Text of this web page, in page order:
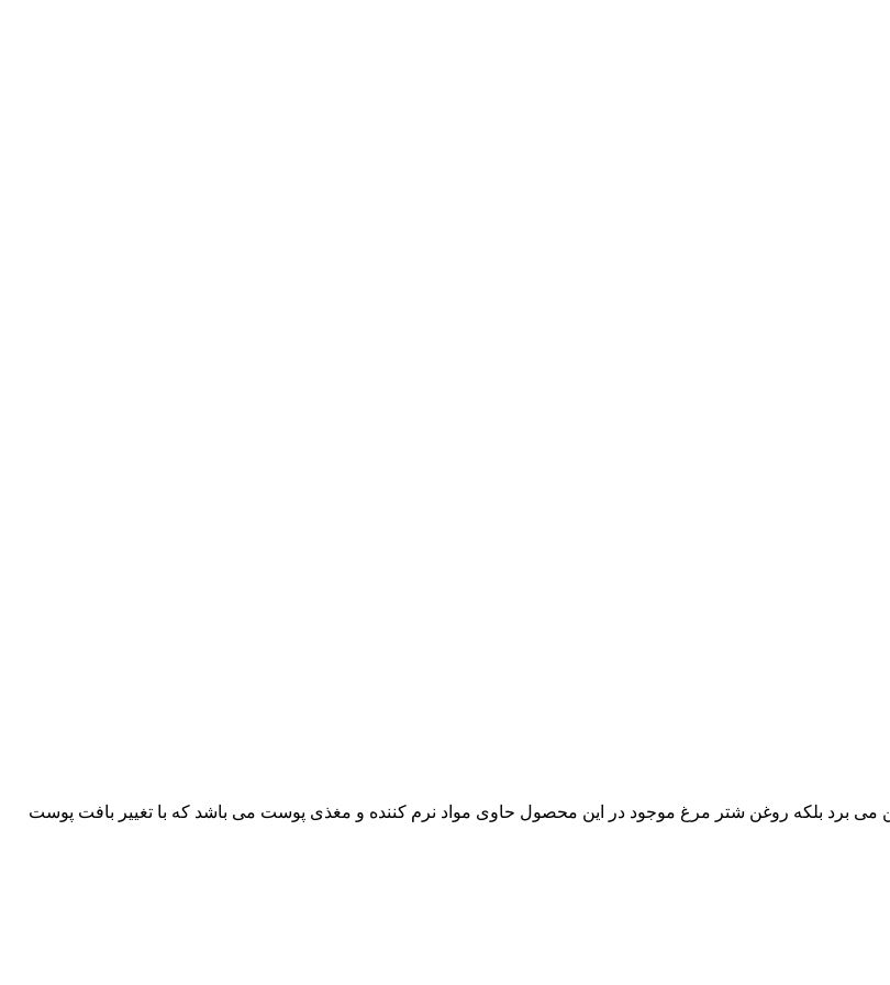
می برد بلکه روغن شتر مرغ موجود در این محصول حاوی مواد نرم کننده و مغذی پوست می باشد که با تغییر بافت پوست